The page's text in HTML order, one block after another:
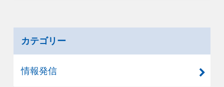
カテゴリー
情報発信